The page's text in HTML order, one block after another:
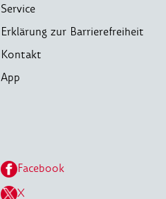
Service
Erklärung zur Barrierefreiheit
Kontakt
App
Facebook
X